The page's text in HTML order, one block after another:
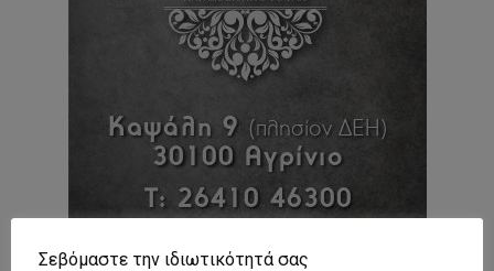
Σεβόμαστε την ιδιωτικότητά σας